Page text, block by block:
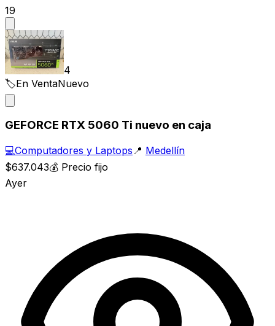
19
4
🏷️En VentaNuevo
GEFORCE RTX 5060 Ti nuevo en caja
💻Computadores y Laptops 📍 Medellín
$637.043💰 Precio fijo
Ayer